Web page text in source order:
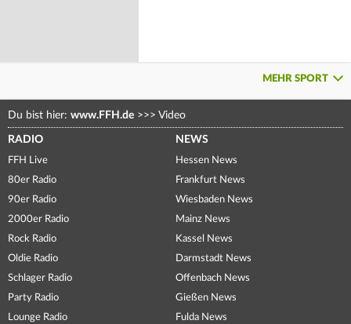
MEHR SPORT
Du bist hier: www.FFH.de >>> Video
RADIO
FFH Live
80er Radio
90er Radio
2000er Radio
Rock Radio
Oldie Radio
Schlager Radio
Party Radio
Lounge Radio
NEWS
Hessen News
Frankfurt News
Wiesbaden News
Mainz News
Kassel News
Darmstadt News
Offenbach News
Gießen News
Fulda News